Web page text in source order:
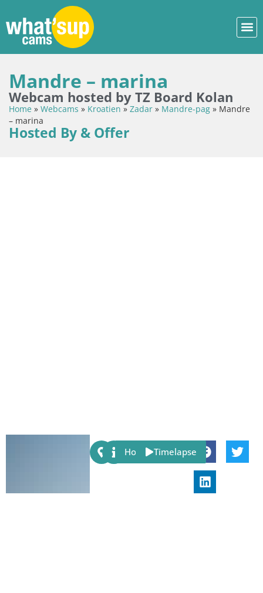
Mandre – marina
Webcam hosted by TZ Board Kolan
Home » Webcams » Kroatien » Zadar » Mandre-pag » Mandre
– marina
Hosted By & Offer
Share:
Host Timelapse